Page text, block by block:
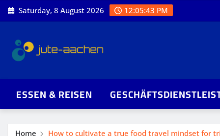
Skip
to
Saturday, 8 August 2026 12:05:43 PM
ESSEN & REISEN
Home How to cultivate a true food travel mindset for